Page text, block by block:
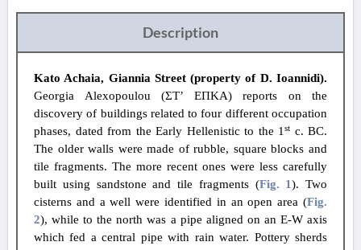
Description
Kato Achaia, Giannia Street (property of D. Ioannidi).
Georgia Alexopoulou (ΣΤ’ ΕΠΚΑ) reports on the
discovery of buildings related to four different occupation
phases, dated from the Early Hellenistic to the 1 st c. BC.
The older walls were made of rubble, square blocks and
tile fragments. The more recent ones were less carefully
built using sandstone and tile fragments (Fig. 1). Two
cisterns and a well were identified in an open area (Fig.
2), while to the north was a pipe aligned on an E-W axis
which fed a central pipe with rain water. Pottery sherds